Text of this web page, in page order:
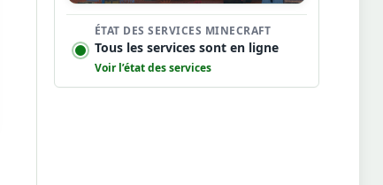
ÉTAT DES SERVICES MINECRAFT
Tous les services sont en ligne
Voir l’état des services